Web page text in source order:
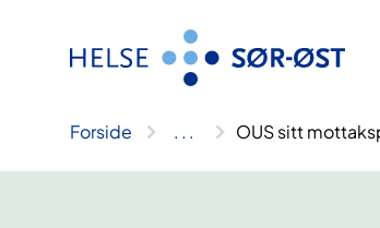
Forside .. . OUS sitt